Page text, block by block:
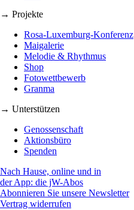
→ Projekte
Rosa-Luxemburg-Konferenz
Maigalerie
Melodie & Rhythmus
Shop
Fotowettbewerb
Granma
→ Unterstützen
Genossenschaft
Aktionsbüro
Spenden
Nach Hause, online und in
der App: die jW-Abos
Abonnieren Sie unsere Newsletter
Vertrag widerrufen